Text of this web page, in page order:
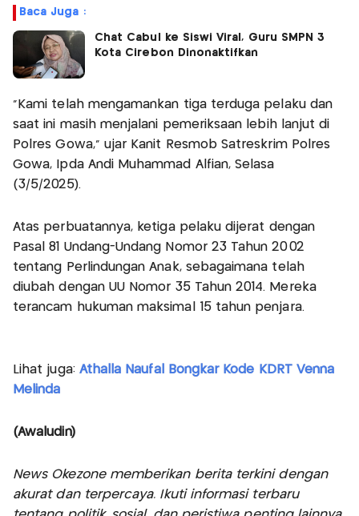
Baca Juga :
Chat Cabul ke Siswi Viral, Guru SMPN 3
Kota Cirebon Dinonaktifkan
"Kami telah mengamankan tiga terduga pelaku dan
saat ini masih menjalani pemeriksaan lebih lanjut di
Polres Gowa," ujar Kanit Resmob Satreskrim Polres
Gowa, Ipda Andi Muhammad Alfian, Selasa
(3/5/2025).
Atas perbuatannya, ketiga pelaku dijerat dengan
Pasal 81 Undang-Undang Nomor 23 Tahun 2002
tentang Perlindungan Anak, sebagaimana telah
diubah dengan UU Nomor 35 Tahun 2014. Mereka
terancam hukuman maksimal 15 tahun penjara.
Lihat juga: Athalla Naufal Bongkar Kode KDRT Venna
Melinda
(Awaludin)
News Okezone memberikan berita terkini dengan
akurat dan terpercaya. Ikuti informasi terbaru